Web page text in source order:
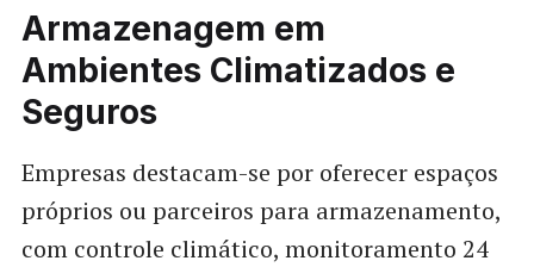
Armazenagem em
Ambientes Climatizados e
Seguros
Empresas destacam-se por oferecer espaços
próprios ou parceiros para armazenamento,
com controle climático, monitoramento 24